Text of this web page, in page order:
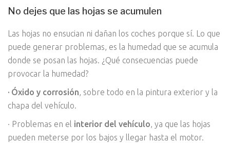
No dejes que las hojas se acumulen
Las hojas no ensucian ni dañan los coches porque sí. Lo que
puede generar problemas, es la humedad que se acumula
donde se posan las hojas. ¿Qué consecuencias puede
provocar la humedad?
· Óxido y corrosión, sobre todo en la pintura exterior y la
chapa del vehículo.
· Problemas en el interior del vehículo, ya que las hojas
pueden meterse por los bajos y llegar hasta el motor.